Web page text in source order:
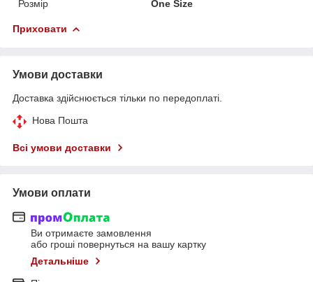
Розмір
One Size
Приховати
Умови доставки
Доставка здійснюється тільки по передоплаті.
Нова Пошта
Всі умови доставки
Умови оплати
Ви отримаєте замовлення
або гроші повернуться на вашу картку
Детальніше